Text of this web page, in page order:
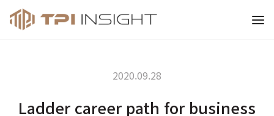
티피아이 인사이트
2020.09.28
Ladder career path for business